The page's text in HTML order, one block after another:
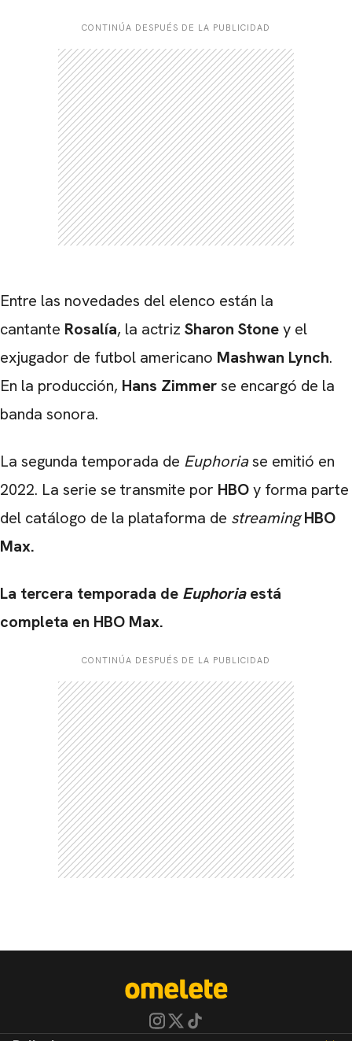
CONTINÚA DESPUÉS DE LA PUBLICIDAD
Entre las novedades del elenco están la
cantante Rosalía, la actriz Sharon Stoney el
exjugador de futbol americano Mashwan Lynch.
En la producción, Hans Zimmerse encargó de la
banda sonora.
La segunda temporada de Euphoriase emitió en
2022. La serie se transmite por HBOy forma parte
del catálogo de la plataforma de streaming HBO
Max.
La tercera temporada de Euphoriaestá
completa en HBO Max.
CONTINÚA DESPUÉS DE LA PUBLICIDAD